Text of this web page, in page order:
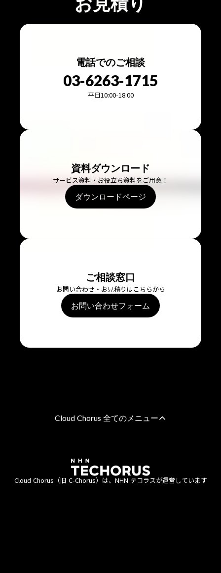
電話でのご相談
03-6263-1715
平日10:00-18:00
資料ダウンロード
サービス資料・お役立ち資料をご用意！
ダウンロードページ
ご相談窓口
お問い合わせ・お見積りはこちらから
お問い合わせフォーム
Cloud Chorus 全てのメニュー
AWS請求代行サービス
8%割引・10％割引・個別割引プラン
Cloud Chorus（旧 C-Chorus）は、NHN テコラスが運営しています